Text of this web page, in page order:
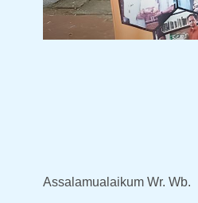
Assalamualaikum Wr. Wb.